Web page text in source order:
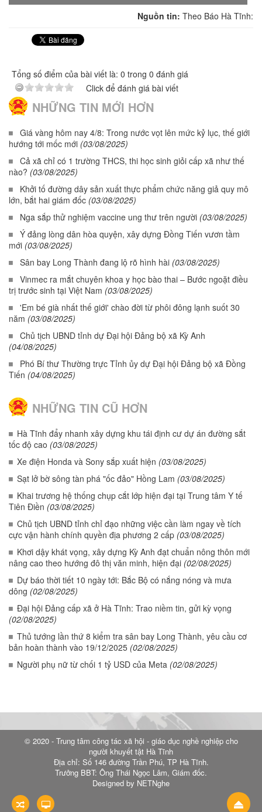
Nguồn tin: Theo Báo Hà Tĩnh:
Tổng số điểm của bài viết là: 0 trong 0 đánh giá
Click để đánh giá bài viết
NHỮNG TIN MỚI HƠN
Giá vàng hôm nay 4/8: Trong nước vọt lên mức kỷ lục, thế giới
hướng tới mốc mới (03/08/2025)
Cả xã chỉ có 1 trường THCS, thi học sinh giỏi cấp xã như thế
nào? (03/08/2025)
Khởi tố đường dây sản xuất thực phẩm chức năng giả quy mô
lớn, bắt hai giám đốc (03/08/2025)
Nga sắp thử nghiệm vaccine ung thư trên người (03/08/2025)
Ý đảng lòng dân hòa quyện, xây dựng Đồng Tiến vươn tầm
mới (03/08/2025)
Sân bay Long Thành đang lộ rõ hình hài (03/08/2025)
Vinmec ra mắt chuyên khoa y học bào thai – Bước ngoặt điều
trị trước sinh tại Việt Nam (03/08/2025)
'Em bé già nhất thế giới' chào đời từ phôi đông lạnh suốt 30
năm (03/08/2025)
Chủ tịch UBND tỉnh dự Đại hội Đảng bộ xã Kỳ Anh
(04/08/2025)
Phó Bí thư Thường trực Tỉnh ủy dự Đại hội Đảng bộ xã Đồng
Tiến (04/08/2025)
NHỮNG TIN CŨ HƠN
Hà Tĩnh đẩy nhanh xây dựng khu tái định cư dự án đường sắt
tốc độ cao (03/08/2025)
Xe điện Honda và Sony sắp xuất hiện (03/08/2025)
Sạt lở bờ sông tàn phá "ốc đảo" Hồng Lam (03/08/2025)
Khai trương hệ thống chụp cắt lớp hiện đại tại Trung tâm Y tế
Tiên Điền (03/08/2025)
Chủ tịch UBND tỉnh chỉ đạo những việc cần làm ngay về tích
cực vận hành chính quyền địa phương 2 cấp (03/08/2025)
Khơi dậy khát vọng, xây dựng Kỳ Anh đạt chuẩn nông thôn mới
nâng cao theo hướng đô thị văn minh, hiện đại (02/08/2025)
Dự báo thời tiết 10 ngày tới: Bắc Bộ có nắng nóng và mưa
dông (02/08/2025)
Đại hội Đảng cấp xã ở Hà Tĩnh: Trao niềm tin, gửi kỳ vọng
(02/08/2025)
Thủ tướng lần thứ 8 kiểm tra sân bay Long Thành, yêu cầu cơ
bản hoàn thành vào 19/12/2025 (02/08/2025)
Người phụ nữ từ chối 1 tỷ USD của Meta (02/08/2025)
© 2020 - Trung tâm công tác xã hội - giáo dục nghề nghiệp cho
người khuyết tật Hà Tĩnh
Địa chỉ: Số 146 đường Trần Phú, TP Hà Tĩnh.
Trưởng BBT: Ông Thái Ngọc Lâm, Giám đốc.
Designed by NETNghe